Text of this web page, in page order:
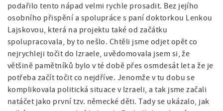
podařilo tento nápad velmi rychle prosadit. Bez jejího
osobního přispění a spolupráce s paní doktorkou Lenkou
Lajskovou, která na projektu také od začátku
spolupracovala, by to nešlo. Chtěli jsme odjet opět co
nejrychleji točit do Izraele, uvědomovala jsem si, že
většině pamětníků bylo v té době přes osmdesát let a že je
potřeba začít točit co nejdříve. Jenomže v tu dobu se
komplikovala politická situace v Izraeli, a tak jsme začali
natáčet jako první tzv. německé děti. Tady se ukázalo, jak